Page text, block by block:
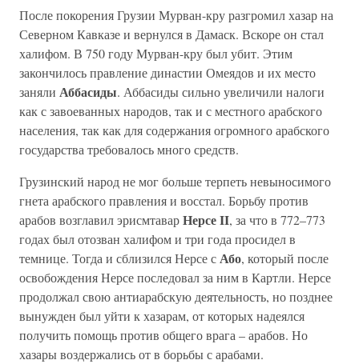
После покорения Грузии Мурван-кру разгромил хазар на
Северном Кавказе и вернулся в Дамаск. Вскоре он стал
халифом. В 750 году Мурван-кру был убит. Этим
закончилось правление династии Омеядов и их место
заняли Аббасиды. Аббасиды сильно увеличили налоги
как с завоеванных народов, так и с местного арабского
населения, так как для содержания огромного арабского
государства требовалось много средств.
Грузинский народ не мог больше терпеть невыносимого
гнета арабского правления и восстал. Борьбу против
арабов возглавил эрисмтаварНерсе II, за что в 772–773
годах был отозван халифом и три года просидел в
темнице. Тогда и сблизился Нерсе сАбо, который после
освобождения Нерсе последовал за ним в Картли. Нерсе
продолжал свою антиарабскую деятельность, но позднее
вынужден был уйти к хазарам, от которых надеялся
получить помощь против общего врага – арабов. Но
хазары воздержались от в борьбы с арабами.